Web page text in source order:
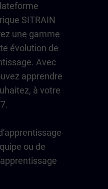
SITRAIN
une gamme
évolution de
Avec
apprendre
à votre
ou de